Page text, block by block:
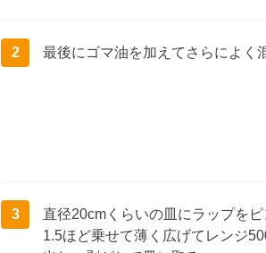
2 最後にゴマ油を加えてさらによく
3
直径20cmくらいの皿にラップを
1.5ほど乗せて薄く広げてレンジ